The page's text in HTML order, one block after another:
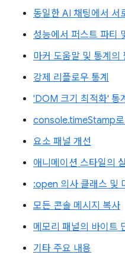
동일한 AI 채팅에서 서
성능에서 퍼스트 파티
마커 도움말 및 통계의
강제 리플로우 통계
'DOM 크기 최적화' 통계
console.timeStamp로
요소 패널 개선
애니메이션 스타일의
:open 의사 클래스 및
모든 콘솔 메시지 복사
메모리 패널의 바이트
기타 주요 내용